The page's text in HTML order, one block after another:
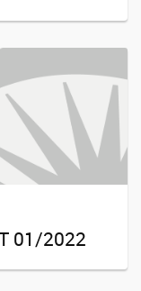
01/2022